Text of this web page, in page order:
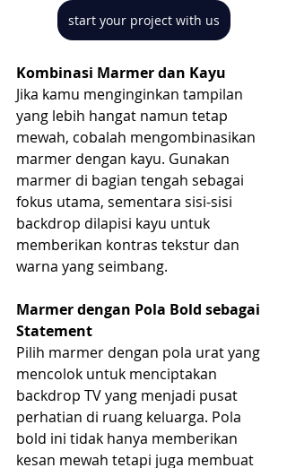
start your project with us
Kombinasi Marmer dan Kayu
Jika kamu menginginkan tampilan
yang lebih hangat namun tetap
mewah, cobalah mengombinasikan
marmer dengan kayu. Gunakan
marmer di bagian tengah sebagai
fokus utama, sementara sisi-sisi
backdrop dilapisi kayu untuk
memberikan kontras tekstur dan
warna yang seimbang.
Marmer dengan Pola Bold sebagai
Statement
Pilih marmer dengan pola urat yang
mencolok untuk menciptakan
backdrop TV yang menjadi pusat
perhatian di ruang keluarga. Pola
bold ini tidak hanya memberikan
kesan mewah tetapi juga membuat